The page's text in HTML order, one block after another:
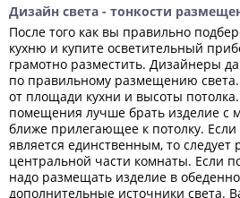
Дизайн света - тонкости
После того как вы правильно
кухню и купите осветительный
грамотно разместить. Дизайнеры
по правильному размещению
от площади кухни и высоты
помещения лучше брать изделие с
ближе прилегающее к потолку. Если
является единственным, то следует
центральной части комнаты. Если
надо размещать изделие в
дополнительные источники света.